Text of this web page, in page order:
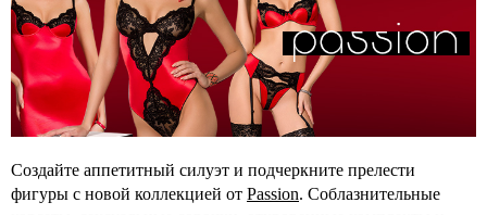
Cоздайте аппетитный силуэт и подчеркните прелести
фигуры с новой коллекцией от Passion. Соблазнительные